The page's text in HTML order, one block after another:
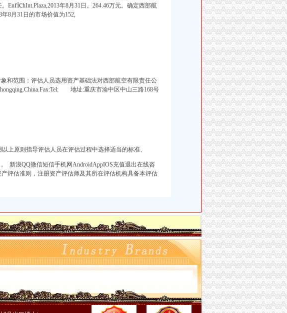
。EnrichInt.Plaza,2013年8月31日。264.46万元。确定西部航
8月31日的市场价值为152,
范围：评估人员选用资产基础法对西部航空有限责任公
地址:重庆市渝中区中山三路168号
以上原则指导评估人员在评估过程中选择适当的标准、
新浪QQ微信短信手机网AndroidAppIOS充值退出在线咨
评估准则，注册资产评估师及其所在评估机构具备本评估